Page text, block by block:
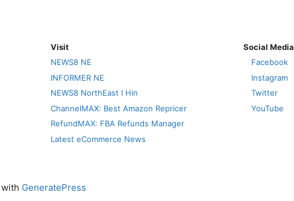
Visit
NEWS8 NE
INFORMER NE
NEWS8 NorthEast I Hin
ChannelMAX: Best Amazon Repricer
RefundMAX: FBA Refunds Manager
Latest eCommerce News
Social Media
Facebook
Instagram
Twitter
YouTube
GeneratePress